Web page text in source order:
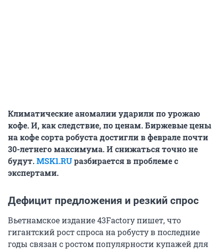
Климатические аномалии ударили по урожаю
кофе. И, как следствие, по ценам. Биржевые цены
на кофе сорта робуста достигли в феврале почти
30-летнего максимума. И снижаться точно не
будут.MSK1.RUразбирается в проблеме с
экспертами.
Дефицит предложения и резкий спрос
Вьетнамское издание 43Factory пишет, что
гигантский рост спроса на робусту в последние
годы связан с ростом популярности купажей для